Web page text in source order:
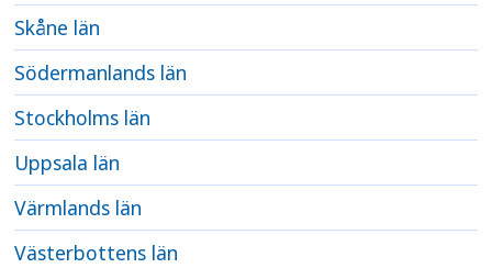
Skåne län
Södermanlands län
Stockholms län
Uppsala län
Värmlands län
Västerbottens län